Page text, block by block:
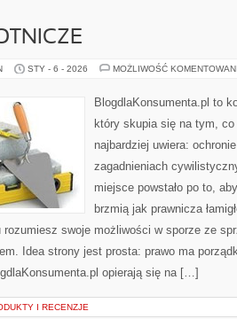
STY - 6 - 2026 MOŻLIWOŚĆ
BlogdlaKonsumenta.pl to
który skupia się na tym,
najbardziej uwiera:
zagadnieniach
miejsce powstało po to,
brzmią jak prawnicza
swoje możliwości w sporze ze
Idea strony jest prosta: prawo ma
opierają się na […]
I RECENZJE